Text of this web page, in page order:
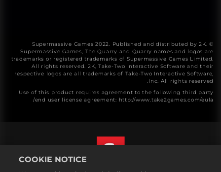
© Supermassive Games 2022. Published and distributed by 2K.
Supermassive Games, The Quarry and Quarry names and logos are
trademarks or registered trademarks of Supermassive Games Limited.
All rights reserved. 2K, Take-Two Interactive Software and their
respective logos are all trademarks of Take-Two Interactive Software,
Inc. All rights reserved.
Use of this product requires agreement to the following third party
end user license agreement: http://www.take2games.com/eula/
COOKIE NOTICE